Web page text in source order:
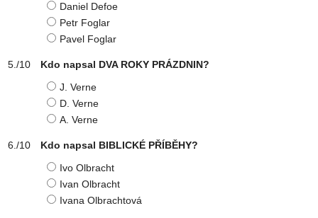
Daniel Defoe
Petr Foglar
Pavel Foglar
Kdo napsal DVA ROKY PRÁZDNIN?
J. Verne
D. Verne
A. Verne
Kdo napsal BIBLICKÉ PŘÍBĚHY?
Ivo Olbracht
Ivan Olbracht
Ivana Olbrachtová